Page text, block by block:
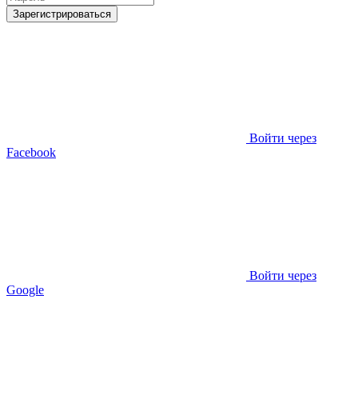
Зарегистрироваться
Войти через
Facebook
Войти через
Google